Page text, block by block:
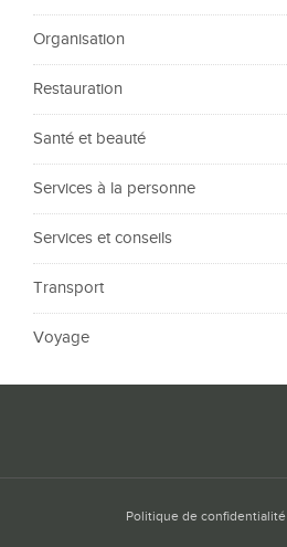
Organisation
Restauration
Santé et beauté
Services à la personne
Services et conseils
Transport
Voyage
Politique de confidentialité